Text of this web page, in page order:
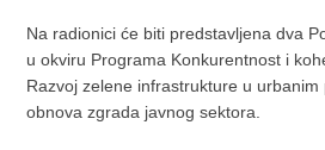
Na radionici će biti predstavljena dva
u okviru Programa Konkurentnost i
Razvoj zelene infrastrukture u
obnova zgrada javnog sektora.